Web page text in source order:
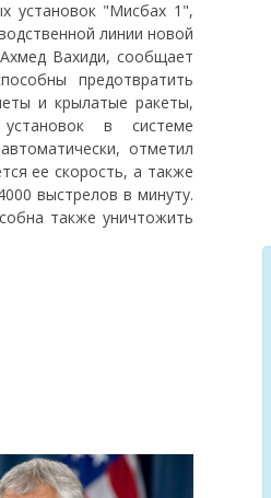
установок "Мисбах 1",
линии новой
Вахиди, сообщает
предотвратить
и крылатые ракеты,
в системе
отметил
ее скорость, а также
выстрелов в минуту.
также уничтожить